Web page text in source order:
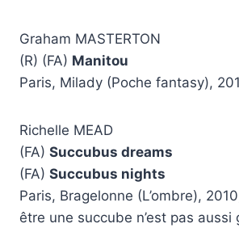
Graham MASTERTON
(R) (FA) Manitou
Paris, Milady (Poche fantasy),
Richelle MEAD
(FA) Succubus dreams
(FA) Succubus nights
Paris, Bragelonne (L’ombre),
être une succube n’est pas aussi